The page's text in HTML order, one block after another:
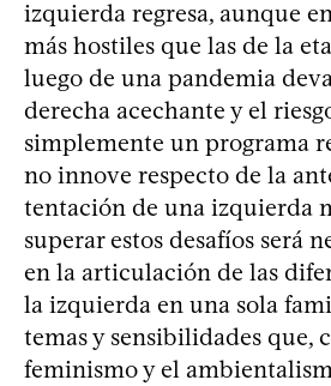
izquierda regresa, aunque
más hostiles que las de la
luego de una pandemia
derecha acechante y el
simplemente un programa
no innove respecto de la
tentación de una izquierda
superar estos desafíos será
en la articulación de las
la izquierda en una sola
temas y sensibilidades que,
feminismo y el